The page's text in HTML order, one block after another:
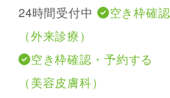
24時間受付中
空き枠確
（外来診療）
空き枠確認・予約する
（美容皮膚科）